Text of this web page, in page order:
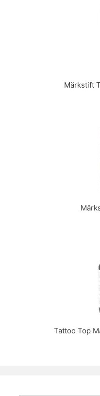
Märkstift
Tattoo Top